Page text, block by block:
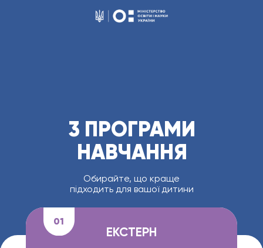
3 ПРОГРАМИ
НАВЧАННЯ
Обирайте, що краще
підходить для вашої дитини
ЕКСТЕРН
01